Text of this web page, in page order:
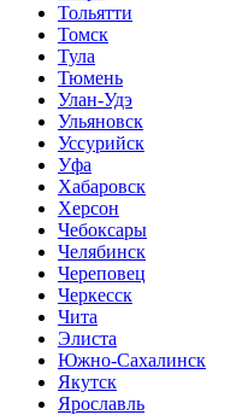
Тольятти
Томск
Тула
Тюмень
Улан-Удэ
Ульяновск
Уссурийск
Уфа
Хабаровск
Херсон
Чебоксары
Челябинск
Череповец
Черкесск
Чита
Элиста
Южно-Сахалинск
Якутск
Ярославль